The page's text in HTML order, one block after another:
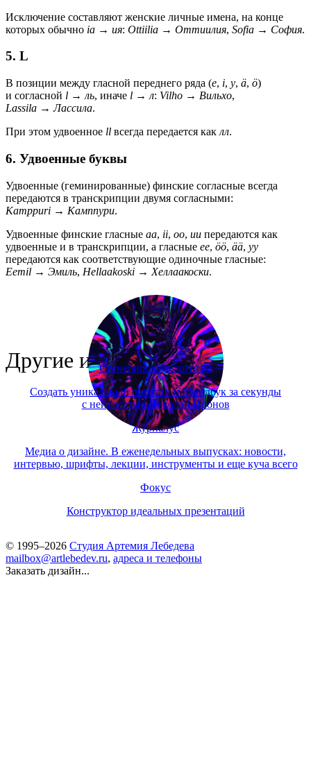
Исключение составляют женские личные имена, на конце
которых обычно ia → ия: Ottiilia → Оттиилия, Sofia → София.
5. L
В позиции между гласной переднего ряда (e, i, y, ä, ö)
и согласной l → ль, иначе l → л: Vilho → Вильхо,
Lassila →Лассила.
При этом удвоенное ll всегда передается как лл.
6. Удвоенные буквы
Удвоенные (геминированные) финские согласные всегда
передаются в транскрипции двумя согласными:
Kamppuri → Камппури.
Удвоенные финские гласные aa, ii, oo, uu передаются как
удвоенные и в транскрипции, а гласные ee, öö, ää, yy
передаются как соответствующие одиночные гласные:
Eemil → Эмиль, Hellaakoski → Хеллаакоски.
Другие инструменты
Сгенерировать логотип
Создать уникальный логотип и брендбук за секунды
с нейросетью Николай Иронов
Журналус
Медиа о дизайне. В еженедельных выпусках: новости,
интервью, шрифты, лекции, инструменты и еще куча всего
Фокус
Конструктор идеальных презентаций
© 1995–2026 Студия Артемия Лебедева
mailbox@artlebedev.ru, адреса и телефоны
Заказать дизайн...